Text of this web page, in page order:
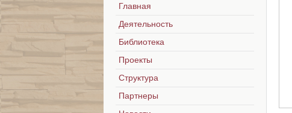
Главная
Деятельность
Библиотека
Проекты
Структура
Партнеры